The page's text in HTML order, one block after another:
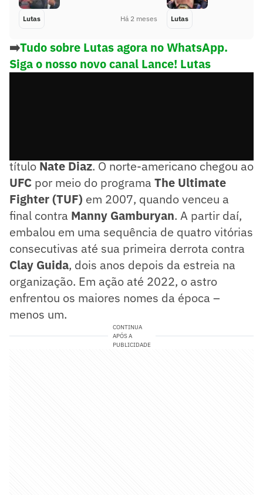
Lutas Há 2 meses Lutas
➡️Tudo sobre Lutas agora no WhatsApp.
Siga o nosso novo canal Lance! Lutas
títuloNate Diaz. O norte-americano chegou ao
UFC por meio do programa The Ultimate
Fighter (TUF) em 2007, quando venceu a
final contra Manny Gamburyan. A partir daí,
embalou em uma sequência de quatro vitórias
consecutivas até sua primeira derrota contra
Clay Guida, dois anos depois da estreia na
organização. Em ação até 2022, o astro
enfrentou os maiores nomes da época –
menos um.
CONTINUA
APÓS A
PUBLICIDADE